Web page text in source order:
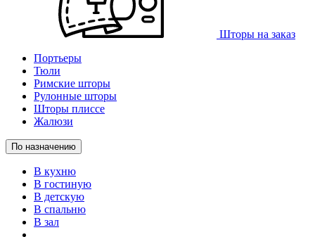
Шторы на заказ
Портьеры
Тюли
Римские шторы
Рулонные шторы
Шторы плиссе
Жалюзи
По назначению
В кухню
В гостиную
В детскую
В спальню
В зал